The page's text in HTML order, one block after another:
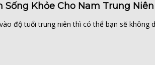
Sống Khỏe Cho Nam Trung Niên
độ tuổi trung niên thì có thể bạn sẽ